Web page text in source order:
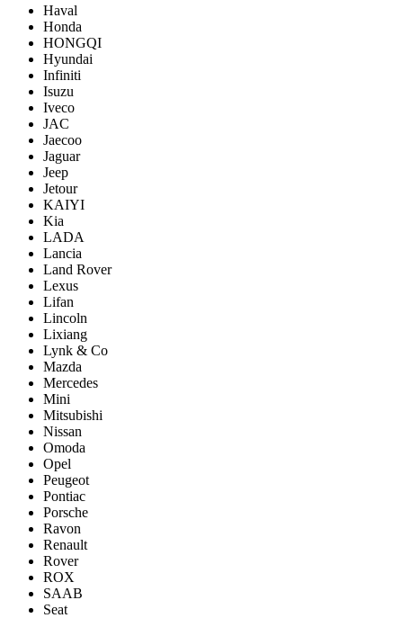
Haval
Honda
HONGQI
Hyundai
Infiniti
Isuzu
Iveco
JAC
Jaecoo
Jaguar
Jeep
Jetour
KAIYI
Kia
LADA
Lancia
Land Rover
Lexus
Lifan
Lincoln
Lixiang
Lynk & Co
Mazda
Mercedes
Mini
Mitsubishi
Nissan
Omoda
Opel
Peugeot
Pontiac
Porsсhe
Ravon
Renault
Rover
ROX
SAAB
Seat